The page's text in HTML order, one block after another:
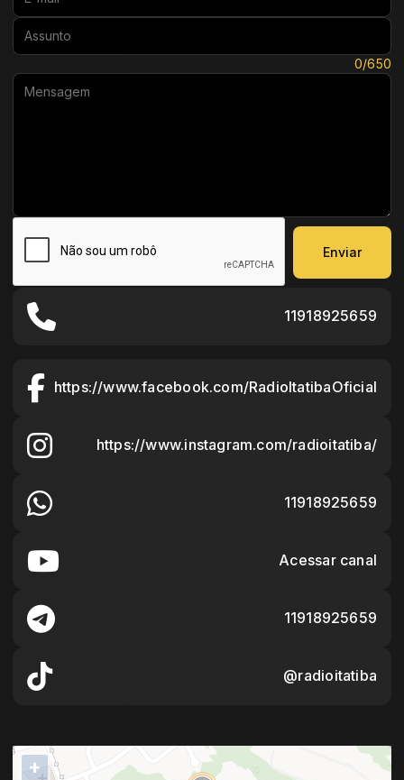
Assunto:
0/650
Enviar
11918925659
https://www.facebook.com/RadioItatibaOficial
https://www.instagram.com/radioitatiba/
11918925659
Acessar canal
11918925659
@radioitatiba
+